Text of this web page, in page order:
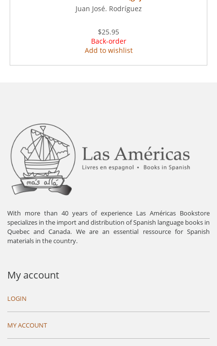
Juan José. Rodríguez
$25.95
Back-order
Add to wishlist
With more than 40 years of experience Las Américas Bookstore
specializes in the import and distribution of Spanish language books in
Quebec and Canada. We are an essential ressource for Spanish
materials in the country.
My account
LOGIN
MY ACCOUNT